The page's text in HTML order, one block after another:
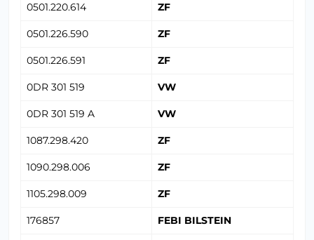
0501.220.614 ZF
0501.226.590 ZF
0501.226.591 ZF
0DR 301 519 VW
0DR 301 519 A VW
1087.298.420 ZF
1090.298.006 ZF
1105.298.009 ZF
176857 FEBI BILSTEIN